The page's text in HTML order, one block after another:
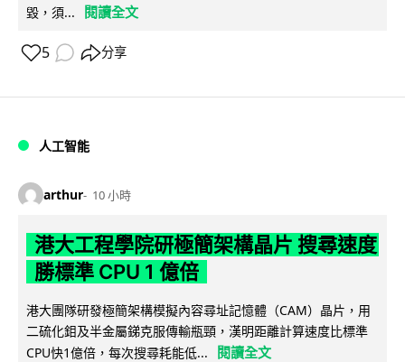
毀，須...
閱讀全文
5 分享
人工智能
arthur 10 小時
港大工程學院研極簡架構晶片 搜尋速度
勝標準 CPU 1 億倍
港大團隊研發極簡架構模擬內容尋址記憶體（CAM）晶片，用
二硫化鉬及半金屬銻克服傳輸瓶頸，漢明距離計算速度比標準
CPU快1億倍，每次搜尋耗能低...
閱讀全文